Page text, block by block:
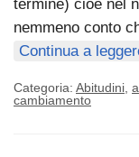
termine) cioè nel
nemmeno conto
Continua a
Categoria: Abitudini
cambiamento